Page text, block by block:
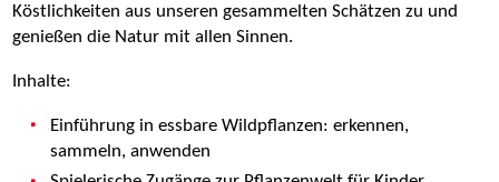
Köstlichkeiten aus unseren gesammelten Schätzen zu und
genießen die Natur mit allen Sinnen.
Inhalte:
Einführung in essbare Wildpflanzen: erkennen,
sammeln, anwenden